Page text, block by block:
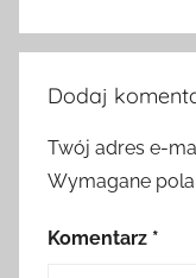
Dodaj
Twój adres e-
Wymagane
Komentarz *